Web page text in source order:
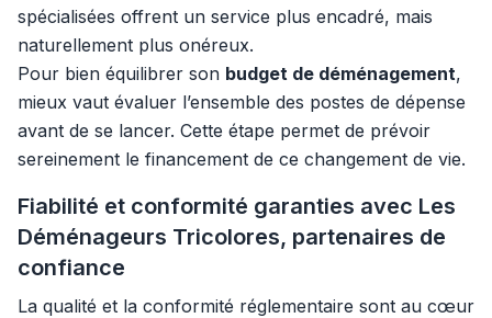
spécialisées offrent un service plus encadré, mais
naturellement plus onéreux.
Pour bien équilibrer son budget de déménagement,
mieux vaut évaluer l’ensemble des postes de dépense
avant de se lancer. Cette étape permet de prévoir
sereinement le financement de ce changement de vie.
Fiabilité et conformité garanties avec Les
Déménageurs Tricolores, partenaires de
confiance
La qualité et la conformité réglementaire sont au cœur